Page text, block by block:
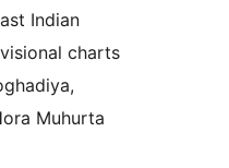
Indian
charts
Muhurta